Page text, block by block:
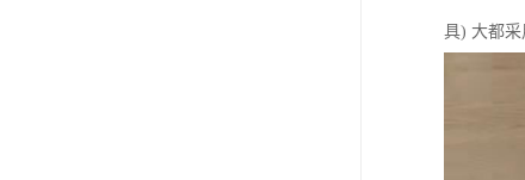
具) 大都采